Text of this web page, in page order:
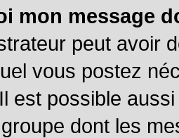
mon message
peut avoir
vous postez
est possible
dont les